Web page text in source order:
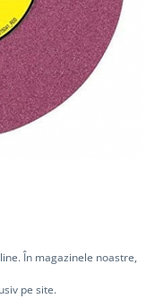
În magazinele noastre,
pe site.